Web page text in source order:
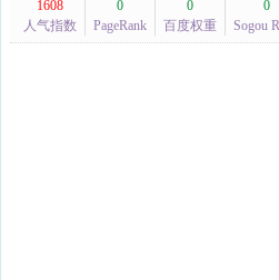
1608
人气指数
0
PageRank
0
百度权重
0
Sogou